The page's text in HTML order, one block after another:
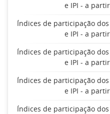
e IPI - a
Índices de participação
e IPI - a
Índices de participação
e IPI - a
Índices de participação
e IPI - a
Índices de participação